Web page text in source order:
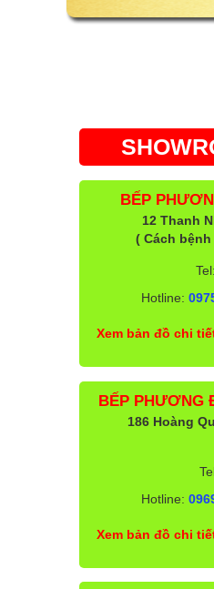
BẾP
12 Thanh
( Cách
Tel:
Hotline:
Xem bản đồ chi
BẾP PHƯƠNG
186 Hoàng
Hotline:
Xem bản đồ chi